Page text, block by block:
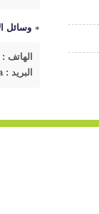
وسائل
الهاتف : 00966546146150
البريد : Info@peia.org.sa